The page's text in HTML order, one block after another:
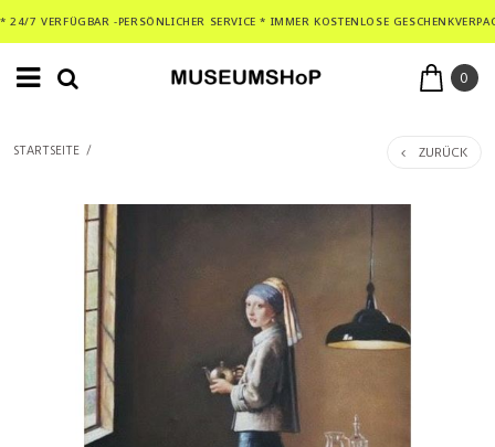
* 24/7 VERFÜGBAR -PERSÖNLICHER SERVICE * IMMER KOSTENLOSE
0
STARTSEITE / ZURÜCK